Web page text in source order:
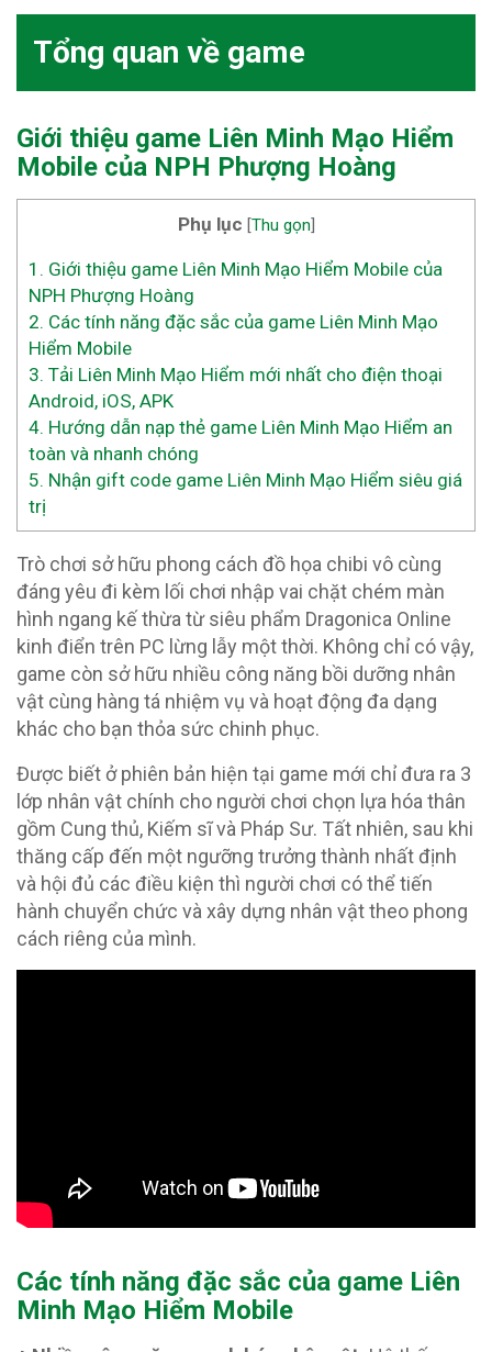
Tổng quan về game
Giới thiệu game Liên Minh Mạo Hiểm
Mobile của NPH Phượng Hoàng
Phụ lục [Thu gọn]
1. Giới thiệu game Liên Minh Mạo Hiểm Mobile của
NPH Phượng Hoàng
2. Các tính năng đặc sắc của game Liên Minh Mạo
Hiểm Mobile
3. Tải Liên Minh Mạo Hiểm mới nhất cho điện thoại
Android, iOS, APK
4. Hướng dẫn nạp thẻ game Liên Minh Mạo Hiểm an
toàn và nhanh chóng
5. Nhận gift code game Liên Minh Mạo Hiểm siêu giá
trị
Trò chơi sở hữu phong cách đồ họa chibi vô cùng
đáng yêu đi kèm lối chơi nhập vai chặt chém màn
hình ngang kế thừa từ siêu phẩm Dragonica Online
kinh điển trên PC lừng lẫy một thời. Không chỉ có vậy,
game còn sở hữu nhiều công năng bồi dưỡng nhân
vật cùng hàng tá nhiệm vụ và hoạt động đa dạng
khác cho bạn thỏa sức chinh phục.
Được biết ở phiên bản hiện tại game mới chỉ đưa ra 3
lớp nhân vật chính cho người chơi chọn lựa hóa thân
gồm Cung thủ, Kiếm sĩ và Pháp Sư. Tất nhiên, sau khi
thăng cấp đến một ngưỡng trưởng thành nhất định
và hội đủ các điều kiện thì người chơi có thể tiến
hành chuyển chức và xây dựng nhân vật theo phong
cách riêng của mình.
Các tính năng đặc sắc của game Liên
Minh Mạo Hiểm Mobile